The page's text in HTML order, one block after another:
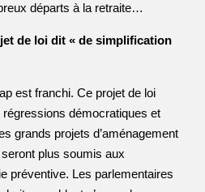
départs à la retraite…
de loi dit « de simplification
est franchi. Ce projet de loi
démocratiques et
grands projets d’aménagement
plus soumis aux
préventive. Les parlementaires